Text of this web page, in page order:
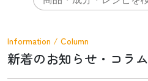
Information / Column
新着のお知らせ・コラム